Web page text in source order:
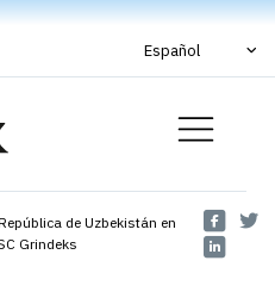
Español
de Uzbekistán en
Grindeks